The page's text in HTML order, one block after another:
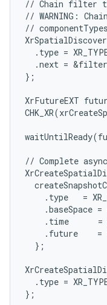
// Chain filter
// WARNING :
// componentTypes
. type =
.next = &filter
};
XrFutureEXT
CHK_XR(
waitUntilReady(
// Complete async
. type =
.baseSpace =
. time =
. future =
};
. type =
};